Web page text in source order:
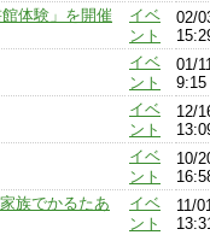
体験」を開催
イベ
ント
02/
イベ
ント
01/
9:15
イベ
ント
12/
イベ
ント
10/
族でかるたあ
イベ
ント
11/